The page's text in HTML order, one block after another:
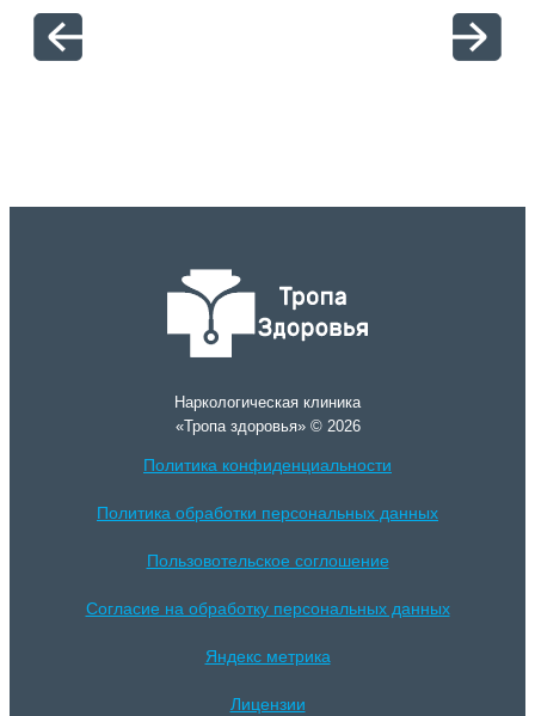
Наркологическая клиника
«Тропа здоровья» © 2026
Политика конфиденциальности
Политика обработки персональных данных
Пользовотельское соглошение
Согласие на обработку персональных данных
Яндекс метрика
Лицензии